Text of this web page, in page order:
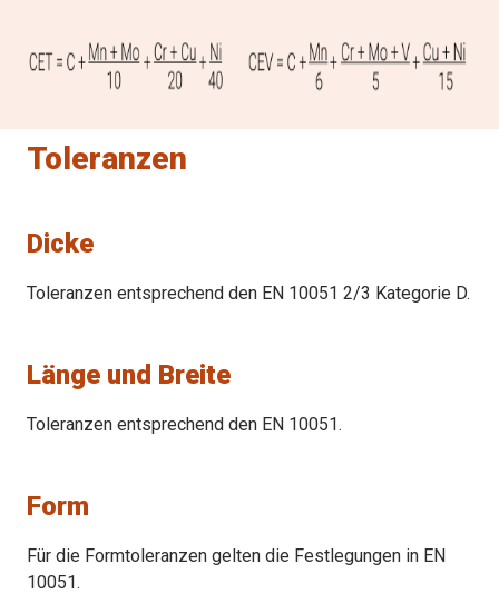
(max%)
0.22
(max
(max% )
0.005
Toleranzen
Dicke
Toleranzen entsprechend den EN 10051 2/3 Kategorie D.
Länge und Breite
Toleranzen entsprechend den EN 10051.
Form
Für die Formtoleranzen gelten die Festlegungen in EN
10051.